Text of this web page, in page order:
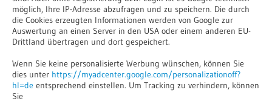
möglich, Ihre IP-Adresse abzufragen und zu speichern. Die durch
die Cookies erzeugten Informationen werden von Google zur
Auswertung an einen Server in den USA oder einem anderen EU-
Drittland übertragen und dort gespeichert.
Wenn Sie keine personalisierte Werbung wünschen, können Sie
dies unter https://myadcenter.google.com/personalizationoff?
hl=de entsprechend einstellen. Um Tracking zu verhindern, können
Sie